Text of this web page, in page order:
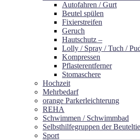
Autofahren / Gurt
Beutel spülen
Fixierstreifen
Geruch
Hautschutz –
Lolly / Spray / Tuch /
Kompressen
Pflasterentferner
Stomaschere
Hochzeit
Mehrbedarf
orange Parkerleichterung
REHA
Schwimmen / Schwimmbad
Selbsthilfegruppen der
Sport